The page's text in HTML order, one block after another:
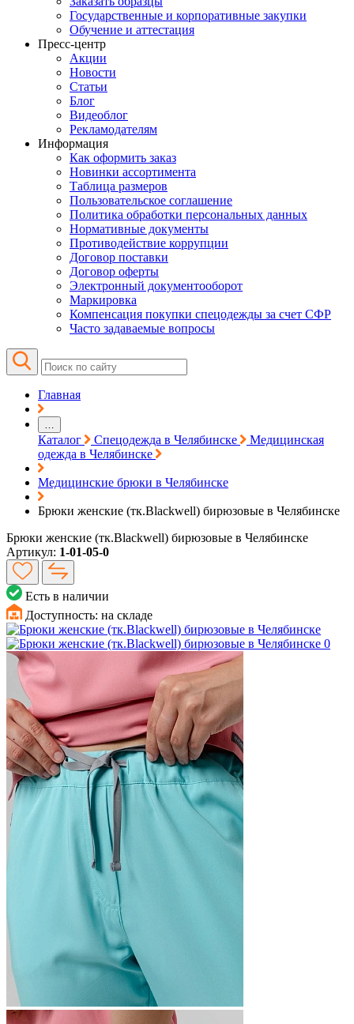
Государственные и корпоративные закупки
Обучение и аттестация
Пресс-центр
Акции
Новости
Статьи
Блог
Видеоблог
Рекламодателям
Информация
Как оформить заказ
Новинки ассортимента
Таблица размеров
Пользовательское соглашение
Политика обработки персональных данных
Нормативные документы
Противодействие коррупции
Договор поставки
Договор оферты
Электронный документооборот
Маркировка
Компенсация покупки спецодежды за счет СФР
Часто задаваемые вопросы
Главная
…
Каталог Спецодежда в Челябинске
Медицинская
одежда в Челябинске
Медицинские брюки в Челябинске
Брюки женские (тк.Blackwell) бирюзовые в Челябинске
Брюки женские (тк.Blackwell) бирюзовые в Челябинске
Артикул: 1-01-05-0
Есть в наличии
Доступность: на складе